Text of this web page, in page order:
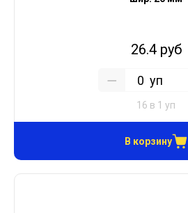
26.4 руб
уп
16 в 1 уп
В корзину